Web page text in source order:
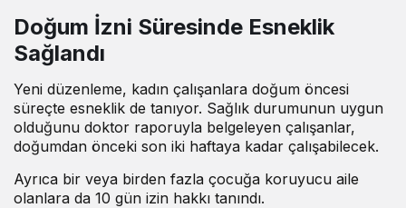
Doğum İzni Süresinde Esneklik
Sağlandı
Yeni düzenleme, kadın çalışanlara doğum öncesi
süreçte esneklik de tanıyor. Sağlık durumunun uygun
olduğunu doktor raporuyla belgeleyen çalışanlar,
doğumdan önceki son iki haftaya kadar çalışabilecek.
Ayrıca bir veya birden fazla çocuğa koruyucu aile
olanlara da 10 gün izin hakkı tanındı.